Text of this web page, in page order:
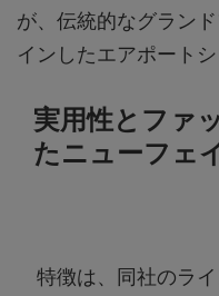
が、伝統的なグラン
インしたエアポート
実用性とファ
たニューフェ
特徴は、同社のライ